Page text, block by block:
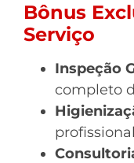
Bônus
Serviço
Inspeção
completo